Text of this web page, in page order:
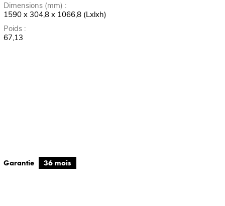
Dimensions (mm) :
1590 x 304,8 x 1066,8 (Lxlxh)
Poids :
67,13
Garantie 36 mois